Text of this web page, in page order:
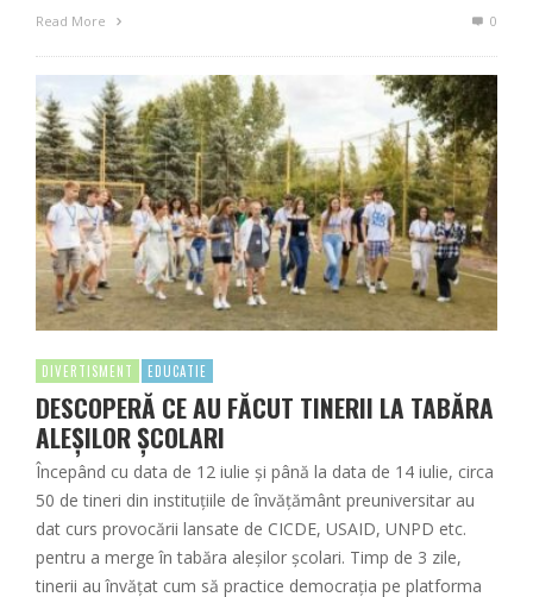
Read More 0
DIVERTISMENT EDUCATIE
DESCOPERĂ CE AU FĂCUT TINERII LA TABĂRA
ALEȘILOR ȘCOLARI
Începând cu data de 12 iulie și până la data de 14 iulie, circa
50 de tineri din instituțiile de învățământ preuniversitar au
dat curs provocării lansate de CICDE, USAID, UNPD etc.
pentru a merge în tabăra aleșilor școlari. Timp de 3 zile,
tinerii au învățat cum să practice democrația pe platforma